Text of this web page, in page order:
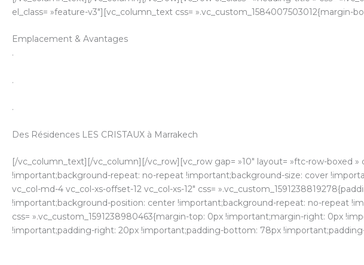
el_class= »feature-v3″][vc_column_text css= ».vc_custom_1584007503012{margin-
Emplacement & Avantages
.
.
.
Des Résidences LES CRISTAUX à Marrakech
[/vc_column_text][/vc_column][/vc_row][vc_row gap= »10″ layout= »ftc-row-boxed
!important;background-repeat: no-repeat !important;background-size: cover
vc_col-md-4 vc_col-xs-offset-12 vc_col-xs-12″ css=
!important;background-position: center !important;background-repeat: no-repeat
css= ».vc_custom_1591238980463{margin-top: 0px !important;margin-right: 0px
!important;padding-right: 20px !important;padding-bottom: 78px